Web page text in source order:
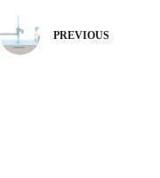
PREVIOUS